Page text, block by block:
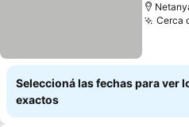
Cerca
Seleccioná las fechas para ver
exactos